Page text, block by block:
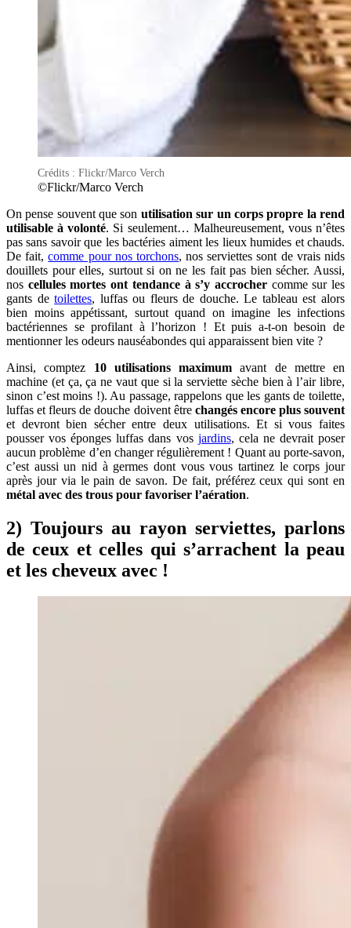
Crédits : Flickr/Marco Verch
©Flickr/Marco Verch
On pense souvent que son utilisation sur un corps propre la rend
utilisable à volonté. Si seulement… Malheureusement, vous n’êtes
pas sans savoir que les bactéries aiment les lieux humides et chauds.
De fait,comme pour nos torchons, nos serviettes sont de vrais nids
douillets pour elles, surtout si on ne les fait pas bien sécher. Aussi,
nos cellules mortes ont tendance à s’y accrochercomme sur les
gants detoilettes, luffas ou fleurs de douche. Le tableau est alors
bien moins appétissant, surtout quand on imagine les infections
bactériennes se profilant à l’horizon ! Et puis a-t-on besoin de
mentionner les odeurs nauséabondes qui apparaissent bien vite ?
Ainsi, comptez 10 utilisations maximum avant de mettre en
machine (et ça, ça ne vaut que si la serviette sèche bien à l’air libre,
sinon c’est moins !). Au passage, rappelons que les gants de toilette,
luffas et fleurs de douche doivent être changés encore plus souvent
et devront bien sécher entre deux utilisations. Et si vous faites
pousser vos éponges luffas dans vos jardins, cela ne devrait poser
aucun problème d’en changer régulièrement ! Quant au porte-savon,
c’est aussi un nid à germes dont vous vous tartinez le corps jour
après jour via le pain de savon. De fait, préférez ceux qui sont en
métal avec des trous pour favoriser l’aération.
2) Toujours au rayon serviettes, parlons
de ceux et celles qui s’arrachent la peau
et les cheveux avec !